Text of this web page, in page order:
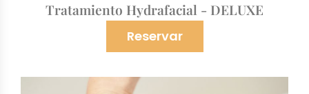
Tratamiento Hydrafacial - DELUXE
Reservar